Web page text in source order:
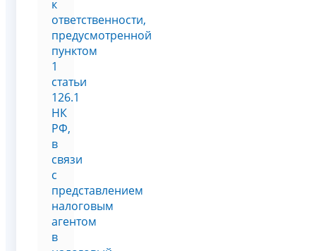
к
ответственности,
предусмотренной
пунктом
1
статьи
126.1
НК
РФ,
в
связи
с
представлением
налоговым
агентом
в